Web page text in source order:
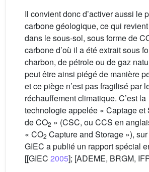
Il convient donc d’activer aussi le
carbone géologique, ce qui
dans le sous-sol, sous forme de
carbone d’où il a été extrait sous
charbon, de pétrole ou de gaz
peut être ainsi piégé de manière
et ce piège n’est pas fragilisé par
réchauffement climatique. C’est la
technologie appelée « Captage et
de CO2 » (CSC, ou CCS en
« CO2 Capture and Storage »),
GIEC a publié un rapport spécial
[[GIEC 2005]; [ADEME, BRGM,